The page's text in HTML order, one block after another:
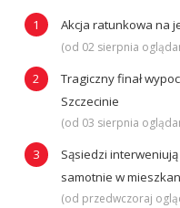
Akcja ratunkowa na
(od 02 sierpnia
Tragiczny finał
Szczecinie
(od 03 sierpnia
Sąsiedzi
samotnie w
(od przedwczoraj